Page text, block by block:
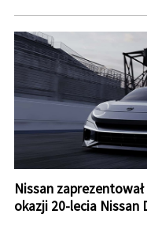
Nissan
okazji 20-lecia Nissan